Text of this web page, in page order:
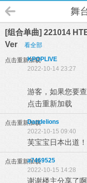
舞
[组合单曲] 221014
Ver
看全部
点击重新加载KPOPLIVE
2022-10-14 23:27
游客，如果您要
点击重新加载
点击重新加载Dandelions
2022-10-15 09:40
芙宝宝日本出道！
点击重新加载a7469525
2022-10-15 14:28
谢谢楼主分享了